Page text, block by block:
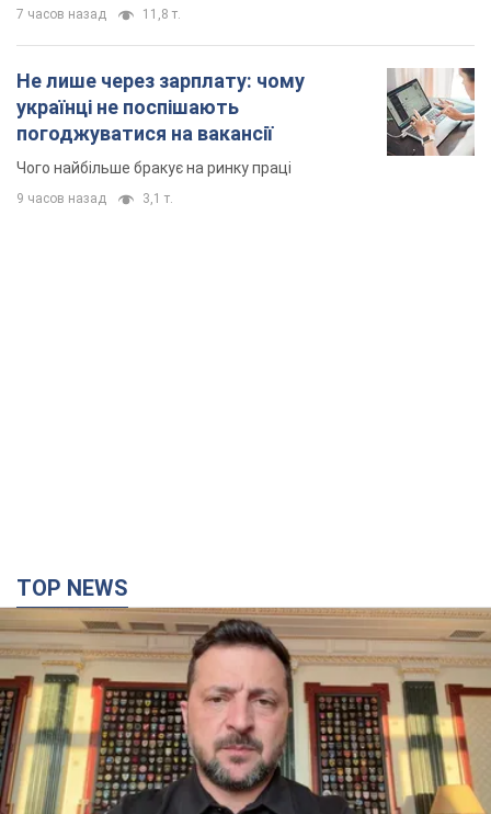
7 часов назад 11,8 т.
Не лише через зарплату: чому
українці не поспішають
погоджуватися на вакансії
Чого найбільше бракує на ринку праці
9 часов назад 3,1 т.
TOP NEWS